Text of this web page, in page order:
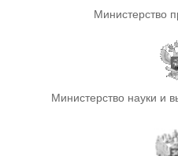
Министерство
Министерство науки и